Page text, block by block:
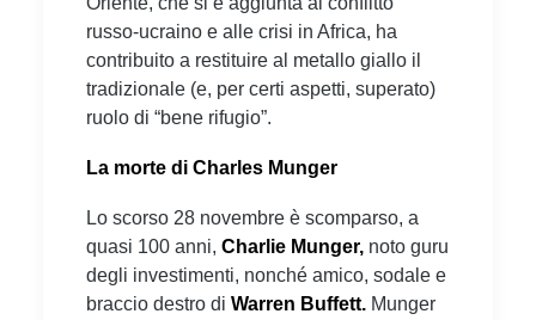
russo-ucraino e alle crisi in Africa, ha
contribuito a restituire al metallo giallo il
tradizionale (e, per certi aspetti, superato)
ruolo di “bene rifugio”.
La morte di Charles Munger
Lo scorso 28 novembre è scomparso, a
quasi 100 anni, Charlie Munger, noto guru
degli investimenti, nonché amico, sodale e
braccio destro di Warren Buffett. Munger